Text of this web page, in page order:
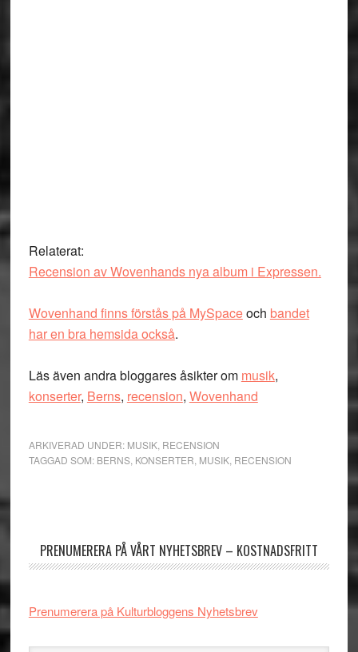
Relaterat:
Recension av Wovenhands nya album i Expressen.
Wovenhand finns förstås på MySpaceoch bandet
har en bra hemsida också.
Läs även andra bloggares åsikter om musik,
konserter, Berns, recension, Wovenhand
ARKIVERAD UNDER: MUSIK, RECENSION
TAGGAD SOM: BERNS, KONSERTER MUSIK, RECENSION
PRENUMERERA PÅ VÅRT NYHETSBREV – KOSTNADSFRITT
Prenumerera på Kulturbloggens Nyhetsbrev